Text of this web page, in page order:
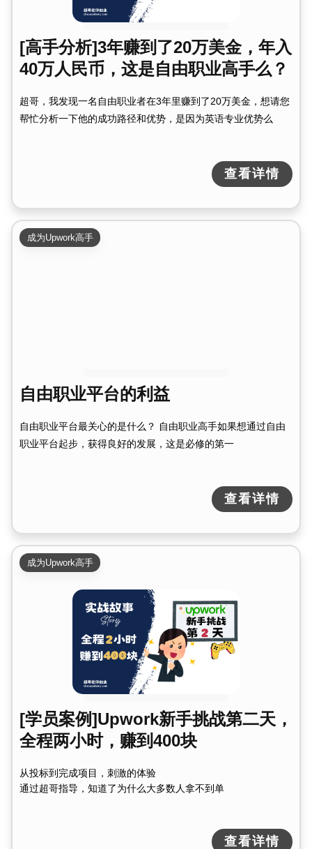
[高手分析]3年赚到了20万美金，年入
40万人民币，这是自由职业高手么？
超哥，我发现一名自由职业者在3年里赚到了20万美金，想请您
帮忙分析一下他的成功路径和优势，是因为英语专业优势么
查看详情
成为Upwork高手
自由职业平台的利益
自由职业平台最关心的是什么？ 自由职业高手如果想通过自由
职业平台起步，获得良好的发展，这是必修的第一
查看详情
成为Upwork高手
[学员案例]Upwork新手挑战第二天，
全程两小时，赚到400块
从投标到完成项目，刺激的体验
通过超哥指导，知道了为什么大多数人拿不到单
查看详情